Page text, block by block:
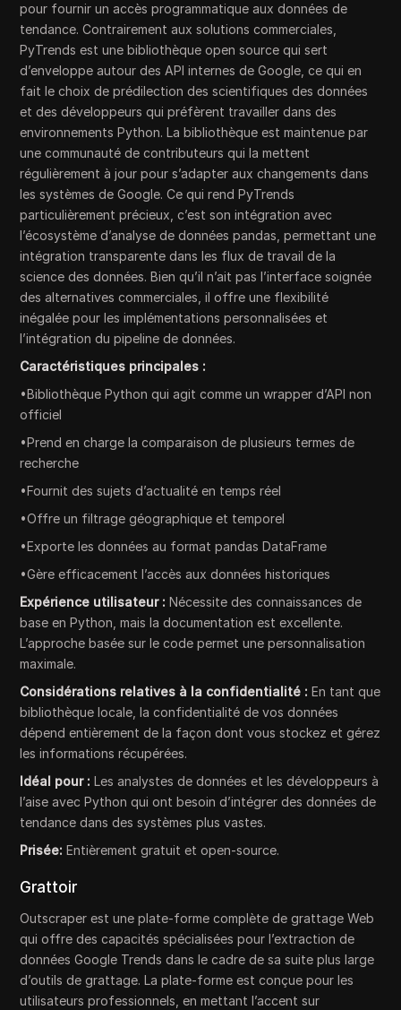
pour fournir un accès programmatique aux données de
tendance. Contrairement aux solutions commerciales,
PyTrends est une bibliothèque open source qui sert
d’enveloppe autour des API internes de Google, ce qui en
fait le choix de prédilection des scientifiques des données
et des développeurs qui préfèrent travailler dans des
environnements Python. La bibliothèque est maintenue par
une communauté de contributeurs qui la mettent
régulièrement à jour pour s’adapter aux changements dans
les systèmes de Google. Ce qui rend PyTrends
particulièrement précieux, c’est son intégration avec
l’écosystème d’analyse de données pandas, permettant une
intégration transparente dans les flux de travail de la
science des données. Bien qu’il n’ait pas l’interface soignée
des alternatives commerciales, il offre une flexibilité
inégalée pour les implémentations personnalisées et
l’intégration du pipeline de données.
Caractéristiques principales :
•Bibliothèque Python qui agit comme un wrapper d’API non
officiel
•Prend en charge la comparaison de plusieurs termes de
recherche
•Fournit des sujets d’actualité en temps réel
•Offre un filtrage géographique et temporel
•Exporte les données au format pandas DataFrame
•Gère efficacement l’accès aux données historiques
Expérience utilisateur :Nécessite des connaissances de
base en Python, mais la documentation est excellente.
L’approche basée sur le code permet une personnalisation
maximale.
Considérations relatives à la confidentialité :En tant que
bibliothèque locale, la confidentialité de vos données
dépend entièrement de la façon dont vous stockez et gérez
les informations récupérées.
Idéal pour : Les analystes de données et les développeurs à
l’aise avec Python qui ont besoin d’intégrer des données de
tendance dans des systèmes plus vastes.
Prisée: Entièrement gratuit et open-source.
Grattoir
Outscraper est une plate-forme complète de grattage Web
qui offre des capacités spécialisées pour l’extraction de
données Google Trends dans le cadre de sa suite plus large
d’outils de grattage. La plate-forme est conçue pour les
utilisateurs professionnels, en mettant l’accent sur